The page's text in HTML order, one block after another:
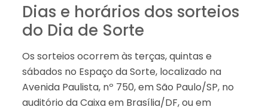
Dias e horários dos sorteios
do Dia de Sorte
Os sorteios ocorrem às terças, quintas e
sábados no Espaço da Sorte, localizado na
Avenida Paulista, nº 750, em São Paulo/SP, no
auditório da Caixa em Brasília/DF, ou em